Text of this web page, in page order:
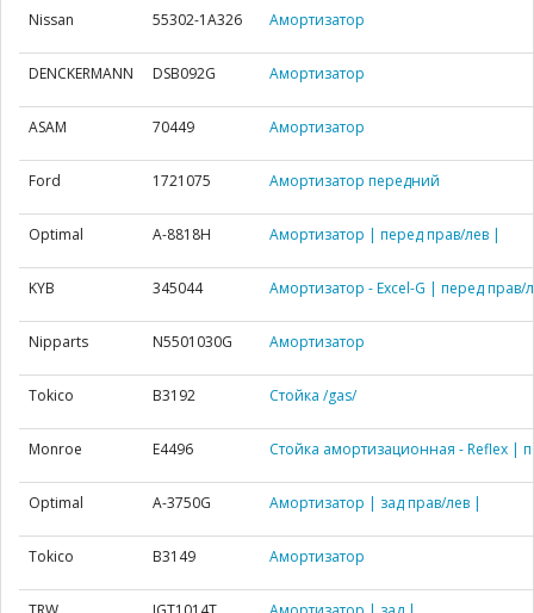
Nissan 55302-1A326 Амортизатор
DENCKERMANN DSB092G Амортизатор
ASAM 70449 Амортизатор
Ford 1721075 Амортизатор передний
Optimal A-8818H Амортизатор | перед прав/лев |
KYB 345044 Амортизатор - Excel-G | перед прав/
Nipparts N5501030G Амортизатор
Tokico B3192 Стойка /gas/
Monroe E4496 Стойка амортизационная - Reflex |
Optimal A-3750G Амортизатор | зад прав/лев |
Tokico B3149 Амортизатор